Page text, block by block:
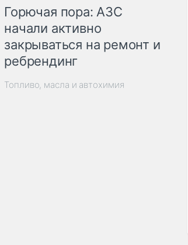
Горючая пора: АЗС
начали активно
закрываться на ремонт и
ребрендинг
Топливо, масла и автохимия